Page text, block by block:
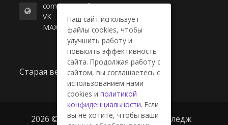
commerce-college.ru
VK
MAX
Старая версия сайта
2026 © ГАПОУ ПО "Пензенский колледж
Наш сайт использует
файлы cookies, чтобы
улучшить работу и
повысить эффективность
сайта. Продолжая работу с
сайтом, вы соглашаетесь с
использованием нами
cookies и политикой
конфиденциальности. Если
вы не хотите, чтобы ваши